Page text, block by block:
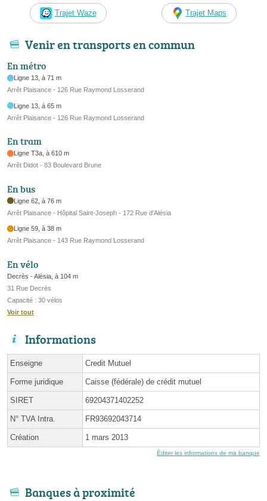
Trajet Waze Trajet Maps
Venir en transports en commun
En métro
Ligne 13, à 71 m
Arrêt Plaisance - 126 Rue Raymond Losserand
Ligne 13, à 65 m
Arrêt Plaisance - 126 Rue Raymond Losserand
En tram
Ligne T3a, à 610 m
Arrêt Didot - 83 Boulevard Brune
En bus
Ligne 62, à 76 m
Arrêt Plaisance - Hôpital Saint-Joseph - 172 Rue d'Alésia
Ligne 59, à 38 m
Arrêt Plaisance - 143 Rue Raymond Losserand
En vélo
Decrès - Alésia, à 104 m
31 Rue Decrès
Capacité : 30 vélos
Voir tout
Informations
Enseigne Credit Mutuel
Forme juridique Caisse (fédérale) de crédit mutuel
SIRET 69204371402252
N° TVA Intra. FR93692043714
Création 1 mars 2013
Éditer les informations de ma banque
Banques à proximité